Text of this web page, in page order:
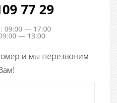
77 29
09:00 — 17:00
— 13:00
и мы перезвоним